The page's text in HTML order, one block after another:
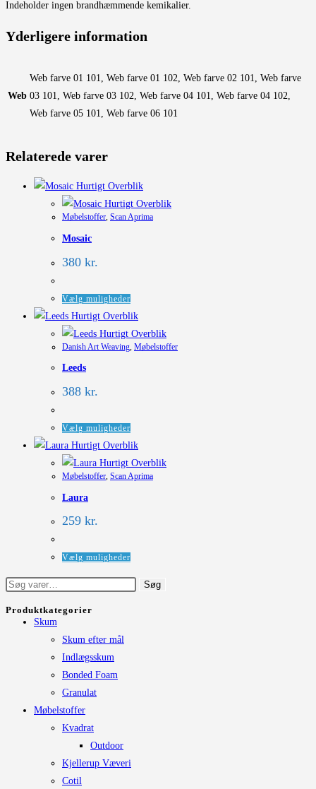
Indeholder ingen brandhæmmende kemikalier.
Yderligere information
Web
Web farve 01 101, Web farve 01 102, Web farve 02 101, Web farve
03 101, Web farve 03 102, Web farve 04 101, Web farve 04 102,
Web farve 05 101, Web farve 06 101
Relaterede varer
Hurtigt Overblik
Hurtigt Overblik
Møbelstoffer, Scan Aprima
Mosaic
380 kr.
Vælg mulighederDette
vare
har
flere
vælges
Hurtigt Overblik
Hurtigt Overblik
Danish Art Weaving Møbelstoffer
Leeds
388 kr.
Vælg muligheder
vare
har
flere
vælges
varesiden
Hurtigt Overblik
Hurtigt Overblik
Møbelstoffer, Scan Aprima
Laura
259 kr.
Vælg muligheder
har
Søg
Søg
Produktkategorier
Skum
Skum efter mål
Indlægsskum
Bonded Foam
Granulat
Møbelstoffer
Kvadrat
Outdoor
Kjellerup Væveri
Cotil